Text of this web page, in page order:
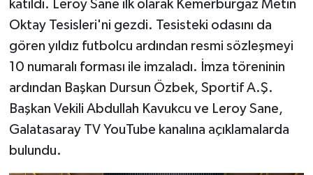
katıldı. Leroy Sane ilk olarak Kemerburgaz Metin
Oktay Tesisleri'ni gezdi. Tesisteki odasını da
gören yıldız futbolcu ardından resmi sözleşmeyi
10 numaralı forması ile imzaladı. İmza töreninin
ardından Başkan Dursun Özbek, Sportif A.Ş.
Başkan Vekili Abdullah Kavukcu ve Leroy Sane,
Galatasaray TV YouTube kanalına açıklamalarda
bulundu.